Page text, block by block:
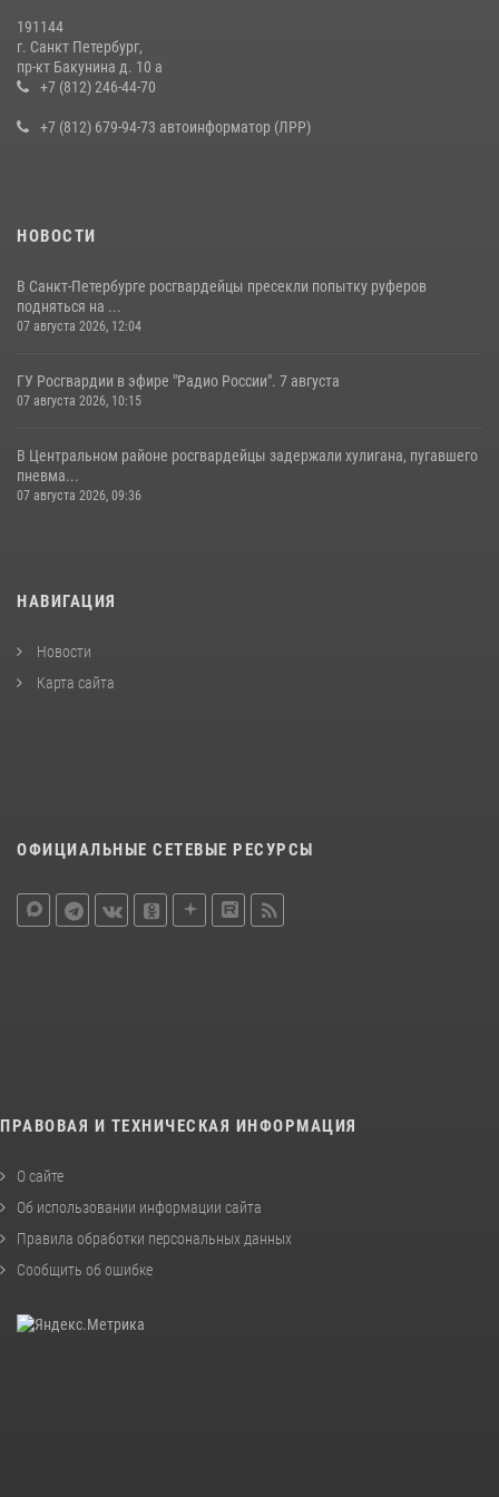
В Ленобласти сотрудники Росгвардии провели встречу с
воспитанниками детского клуба «Умные каникулы»
191144
г. Санкт Петербург,
пр-кт Бакунина д. 10 а
+7 (812) 246-44-70
+7 (812) 679-94-73 автоинформатор (ЛРР)
НОВОСТИ
В Санкт-Петербурге росгвардейцы пресекли попытку руферов
подняться на ...
07 августа 2026, 12:04
ГУ Росгвардии в эфире "Радио России". 7 августа
07 августа 2026, 10:15
В Центральном районе росгвардейцы задержали хулигана, пугавшего
пневма...
07 августа 2026, 09:36
НАВИГАЦИЯ
Новости
Карта сайта
ОФИЦИАЛЬНЫЕ СЕТЕВЫЕ РЕСУРСЫ
ПРАВОВАЯ И ТЕХНИЧЕСКАЯ ИНФОРМАЦИЯ
О сайте
Об использовании информации сайта
Правила обработки персональных данных
Сообщить об ошибке